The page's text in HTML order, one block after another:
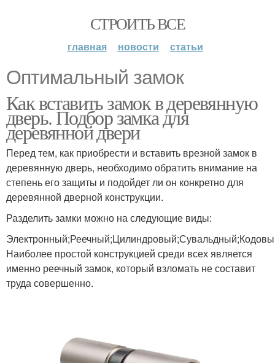
СТРОИТЬ ВСЕ
главная новости статьи
Оптимальный замок
Как вставить замок в деревянную
дверь. Подбор замка для
деревянной двери
Перед тем, как приобрести и вставить врезной замок в
деревянную дверь, необходимо обратить внимание на
степень его защиты и подойдет ли он конкретно для
деревянной дверной конструкции.
Разделить замки можно на следующие виды:
Наиболее простой конструкцией среди всех является
именно реечный замок, который взломать не составит
труда совершенно.